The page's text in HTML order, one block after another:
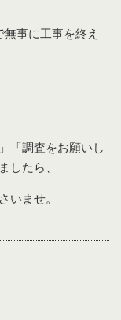
事に工事を終え
「調査をお願いし
したら、
いませ。